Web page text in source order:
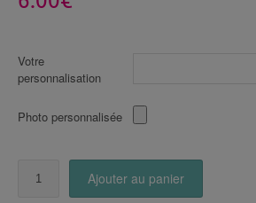
Votre
personnalisation
Photo personnalisée
Ajouter au panier